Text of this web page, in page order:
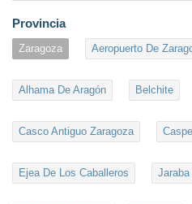
Provincia
Zaragoza Aeropuerto De
Alhama De Aragón Belchite
Casco Antiguo Zaragoza Caspe
Ejea De Los Caballeros Jaraba